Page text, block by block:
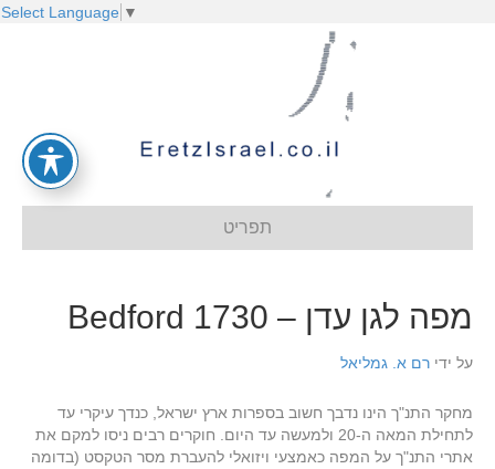
Select Language ▼
תפריט
מפה לגן עדן – Bedford 1730
על ידי רם א. גמליאל
מחקר התנ"ך הינו נדבך חשוב בספרות ארץ ישראל, כנדך עיקרי עד
לתחילת המאה ה-20 ולמעשה עד היום. חוקרים רבים ניסו למקם את
אתרי התנ"ך על המפה כאמצעי ויזואלי להעברת מסר הטקסט (בדומה